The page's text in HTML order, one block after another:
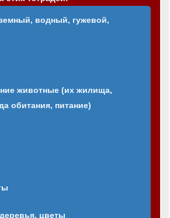
водный, гужевой,
животные (их жилища,
обитания, питание)
цветы